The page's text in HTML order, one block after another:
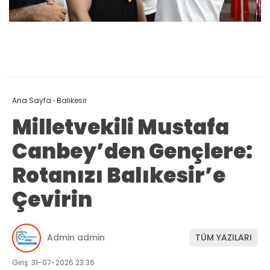
Ana Sayfa ›Balıkesir
Milletvekili Mustafa
Canbey’den Gençlere:
Rotanızı Balıkesir’e
Çevirin
Admin admin TÜM YAZILARI
Giriş: 31-07-2026 23:36